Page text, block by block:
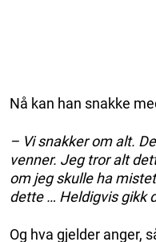
Nå kan han snakke
– Vi snakker om alt.
venner. Jeg tror alt
om jeg skulle ha
dette … Heldigvis gikk
Og hva gjelder anger,